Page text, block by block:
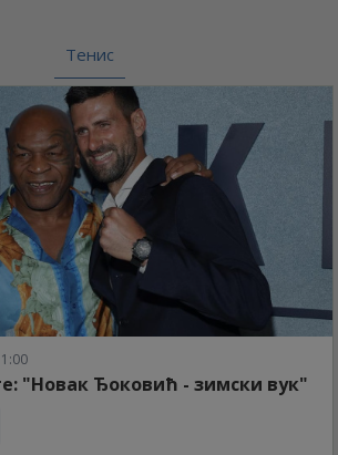
Тенис
"Новак Ђоковић - зимски вук"